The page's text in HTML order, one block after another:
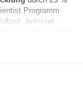
Programm
befristet...